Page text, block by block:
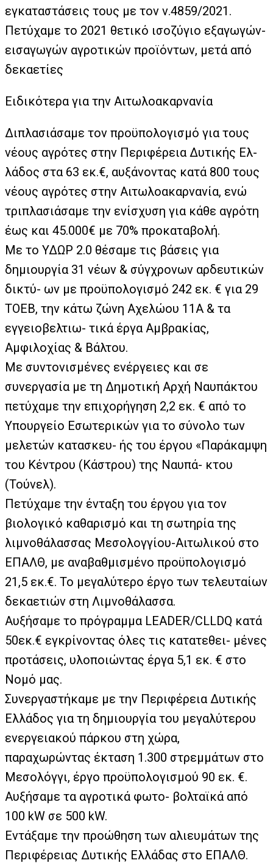
εγκαταστάσεις τους με τον ν.4859/2021.
Πετύχαμε το 2021 θετικό ισοζύγιο εξαγωγών-
εισαγωγών αγροτικών προϊόντων, μετά από
δεκαετίες
Ειδικότερα για την Αιτωλοακαρνανία
Διπλασιάσαμε τον προϋπολογισμό για τους
νέους αγρότες στην Περιφέρεια Δυτικής Ελ-
λάδος στα 63 εκ.€, αυξάνοντας κατά 800 τους
νέους αγρότες στην Αιτωλοακαρνανία, ενώ
τριπλασιάσαμε την ενίσχυση για κάθε αγρότη
έως και 45.000€ με 70% προκαταβολή.
Με το ΥΔΩΡ 2.0 θέσαμε τις βάσεις για
δημιουργία 31 νέων & σύγχρονων αρδευτικών
δικτύ- ων με προϋπολογισμό 242 εκ. € για 29
ΤΟΕΒ, την κάτω ζώνη Αχελώου 11Α & τα
εγγειοβελτιω- τικά έργα Αμβρακίας,
Αμφιλοχίας & Βάλτου.
Με συντονισμένες ενέργειες και σε
συνεργασία με τη Δημοτική Αρχή Ναυπάκτου
πετύχαμε την επιχορήγηση 2,2 εκ. € από το
Υπουργείο Εσωτερικών για το σύνολο των
μελετών κατασκευ- ής του έργου «Παράκαμψη
του Κέντρου (Κάστρου) της Ναυπά- κτου
(Τούνελ).
Πετύχαμε την ένταξη του έργου για τον
βιολογικό καθαρισμό και τη σωτηρία της
λιμνοθάλασσας Μεσολογγίου-Αιτωλικού στο
ΕΠΑΛΘ, με αναβαθμισμένο προϋπολογισμό
21,5 εκ.€. Το μεγαλύτερο έργο των τελευταίων
δεκαετιών στη Λιμνοθάλασσα.
Αυξήσαμε το πρόγραμμα LEADER/CLLDQ κατά
50εκ.€ εγκρίνοντας όλες τις κατατεθει- μένες
προτάσεις, υλοποιώντας έργα 5,1 εκ. € στο
Νομό μας.
Συνεργαστήκαμε με την Περιφέρεια Δυτικής
Ελλάδος για τη δημιουργία του μεγαλύτερου
ενεργειακού πάρκου στη χώρα,
παραχωρώντας έκταση 1.300 στρεμμάτων στο
Μεσολόγγι, έργο προϋπολογισμού 90 εκ. €.
Αυξήσαμε τα αγροτικά φωτο- βολταϊκά από
100 kW σε 500 kW.
Εντάξαμε την προώθηση των αλιευμάτων της
Περιφέρειας Δυτικής Ελλάδας στο ΕΠΑΛΘ.